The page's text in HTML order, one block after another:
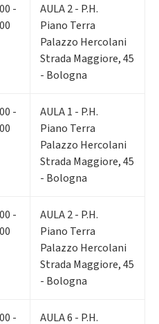
-
AULA 2 - P.H.
Piano Terra
Palazzo Hercolani
Strada Maggiore, 45
- Bologna
-
AULA 1 - P.H.
Piano Terra
Palazzo Hercolani
Strada Maggiore, 45
- Bologna
-
AULA 2 - P.H.
Piano Terra
Palazzo Hercolani
Strada Maggiore, 45
- Bologna
- AULA 6 - P.H.